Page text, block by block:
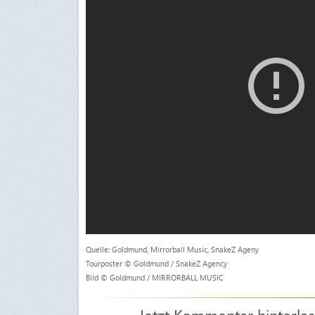
Quelle: Goldmund, Mirrorball Music, SnakeZ Ageny
Tourposter © Goldmund / SnakeZ Agency
Bild © Goldmund / MIRRORBALL MUSIC